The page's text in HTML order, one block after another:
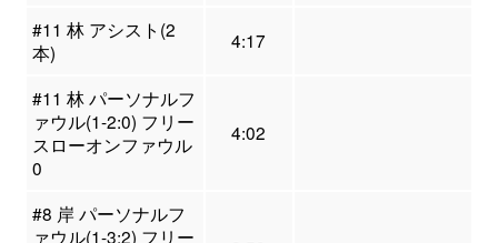
#11 林 アシスト(2
本)
4:17
#11 林 パーソナルフ
ァウル(1-2:0) フリー
スローオンファウル
0
4:02
#8 岸 パーソナルフ
ァウル(1-3:2) フリー